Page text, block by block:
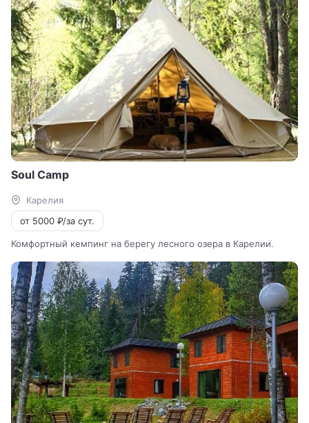
Soul Сamp
Карелия
от 5000 ₽/за сут.
Комфортный кемпинг на берегу лесного озера в Карелии.